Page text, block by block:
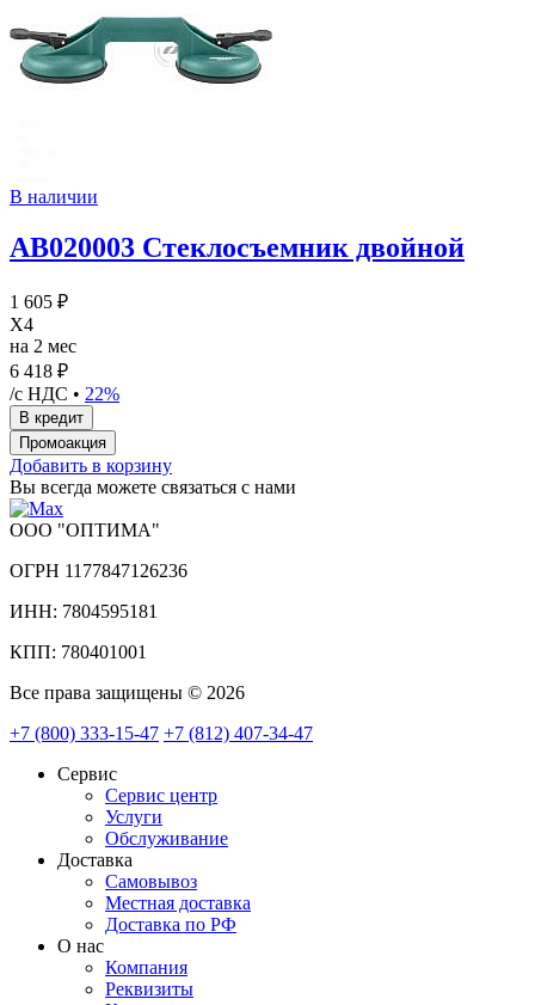
В наличии
AB020003 Стеклосъемник двойной
1 605 ₽
X4
на 2 мес
6 418 ₽
/с НДС • 22%
Добавить в корзину
Вы всегда можете связаться с нами
ООО "ОПТИМА"
ОГРН 1177847126236
ИНН: 7804595181
КПП: 780401001
Все права защищены © 2026
+7 (800) 333-15-47 +7 (812) 407-34-47
Сервис
Сервис центр
Услуги
Обслуживание
Доставка
Самовывоз
Местная доставка
Доставка по РФ
О нас
Компания
Реквизиты